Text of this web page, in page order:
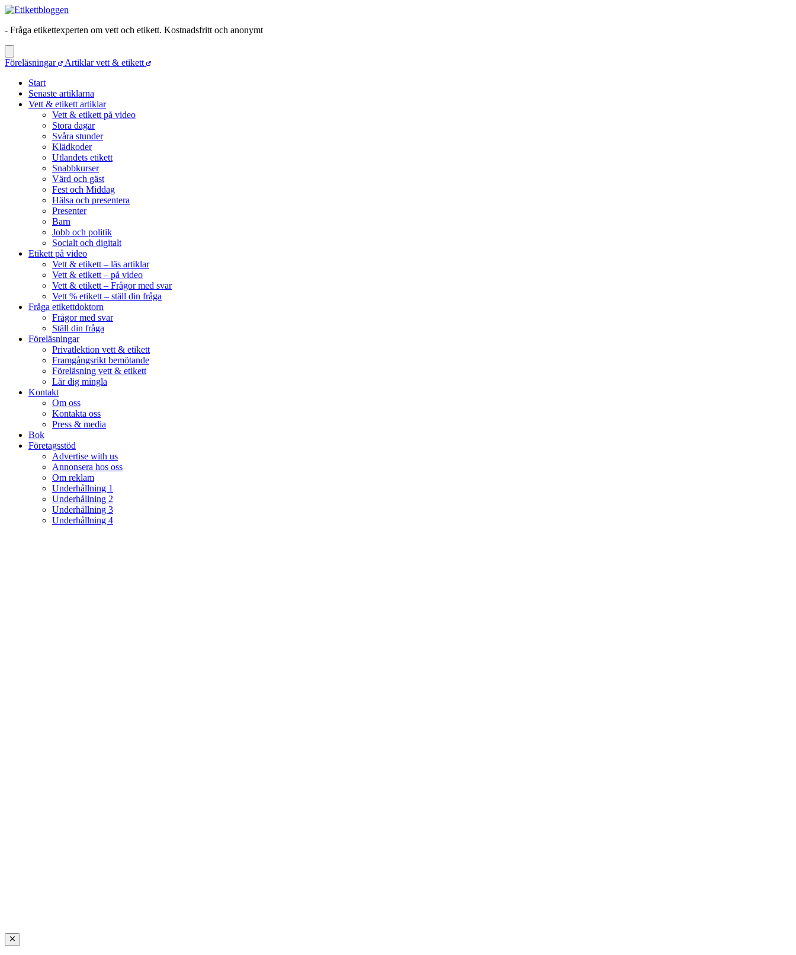
- Fråga etikettexperten om vett och etikett. Kostnadsfritt och anonymt
Föreläsningar
Artiklar vett & etikett
Start
Senaste artiklarna
Vett & etikett artiklar
Vett & etikett på video
Stora dagar
Svåra stunder
Klädkoder
Utlandets etikett
Snabbkurser
Värd och gäst
Fest och Middag
Hälsa och presentera
Presenter
Barn
Jobb och politik
Socialt och digitalt
Etikett på video
Vett & etikett – läs artiklar
Vett & etikett – på video
Vett & etikett – Frågor med svar
Vett % etikett – ställ din fråga
Fråga etikettdoktorn
Frågor med svar
Ställ din fråga
Föreläsningar
Privatlektion vett & etikett
Framgångsrikt bemötande
Föreläsning vett & etikett
Lär dig mingla
Kontakt
Om oss
Kontakta oss
Press & media
Bok
Företagsstöd
Advertise with us
Annonsera hos oss
Om reklam
Underhållning 1
Underhållning 2
Underhållning 3
Underhållning 4